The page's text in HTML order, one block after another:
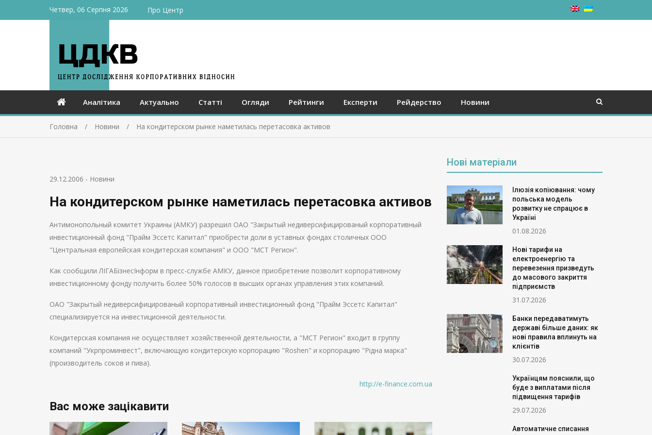
Четвер, 06 Серпня 2026 Про Центр
Аналітика Актуально Статті Огляди Рейтинги Експерти Рейдерство Новини
Головна Новини На кондитерском рынке наметилась перетасовка активов
29.12.2006 - Новини
На кондитерском рынке наметилась перетасовка активов
Антимонопольный комитет Украины (АМКУ) разрешил ОАО "Закрытый недиверсифицированый корпоративный
инвестиционный фонд "Прайм Эссетс Капитал" приобрести доли в уставных фондах столичных ООО
"Центральная европейская кондитерская компания" и ООО "МСТ Регион".
Как сообщили ЛІГАБізнесІнформ в пресс-службе АМКУ, данное приобретение позволит корпоративному
инвестиционному фонду получить более 50% голосов в высших органах управления этих компаний.
ОАО "Закрытый недиверсифицированый корпоративный инвестиционный фонд "Прайм Эссетс Капитал"
специализируется на инвестиционной деятельности.
Кондитерская компания не осуществляет хозяйственной деятельности, а "МСТ Регион" входит в группу
компаний "Укрпроминвест", включающую кондитерскую корпорацию "Roshen" и корпорацию "Рідна марка"
(производитель соков и пива).
http://e-finance.com.ua
Вас може зацікавити
Нові матеріали
Ілюзія копіювання: чому
польська модель
розвитку не спрацює в
Україні
01.08.2026
Нові тарифи на
електроенергію та
перевезення призведуть
до масового закриття
підприємств
31.07.2026
Банки передаватимуть
державі більше даних: як
нові правила вплинуть на
клієнтів
30.07.2026
Українцям пояснили, що
буде з виплатами після
підвищення тарифів
29.07.2026
Автоматичне списання